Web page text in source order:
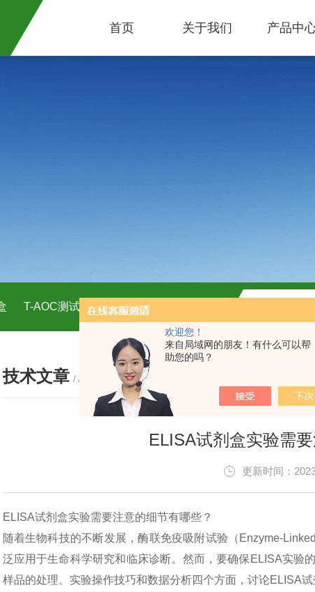
欢迎您！
来自局域网的朋友！有什么可以帮
助您的吗？
首页 关于我们 产品中
T-AOC测试盒 H2O2测试盒厂家供应
小鼠CALP试剂盒
试剂盒现货
速发
厂家直销
现货
试剂盒
试剂盒免费代测
技术文章 / ARTICLE
ELISA试剂盒实验需
更新时间：
EL ISA试剂 盒实验需要注意的细节有哪些？
随着生物科技的不断发展 ，酶联免疫吸 附试验 （ Enzyme-Linked
泛应用于生命科学研究和临床诊断。 然而 ，要确保 EL ISA实验
样品的处理 实验操作技巧和数据分析四个方面， 讨论EL ISA试